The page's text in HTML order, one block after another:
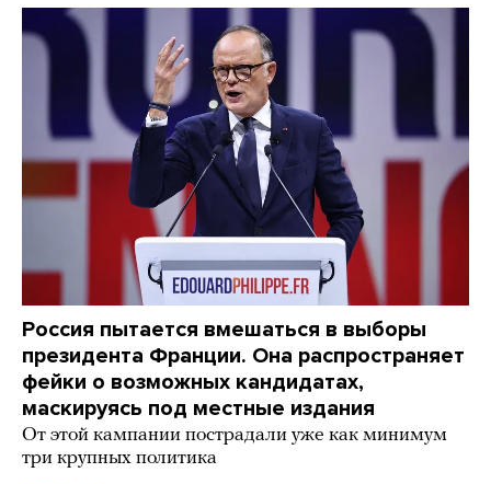
Россия пытается вмешаться в выборы
президента Франции. Она распространяет
фейки о возможных кандидатах,
маскируясь под местные издания
От этой кампании пострадали уже как минимум
три крупных политика